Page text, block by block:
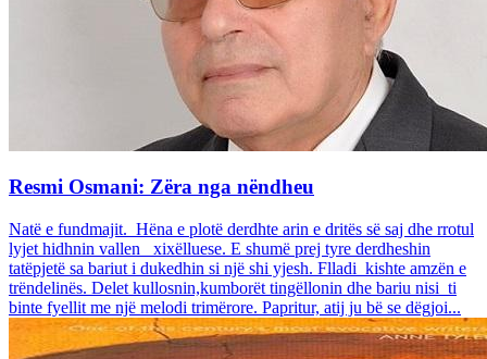
Resmi Osmani: Zëra nga nëndheu
Natë e fundmajit. Hëna e plotë derdhte arin e dritës së saj dhe rrotul
lyjet hidhnin vallen xixëlluese. E shumë prej tyre derdheshin
tatëpjetë sa bariut i dukedhin si një shi yjesh. Flladi kishte amzën e
trëndelinës. Delet kullosnin,kumborët tingëllonin dhe bariu nisi ti
binte fyellit me një melodi trimërore. Papritur, atij ju bë se dëgjoi...